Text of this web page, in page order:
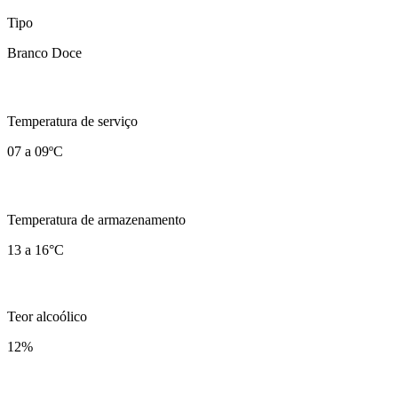
Tipo
Branco Doce
Temperatura de serviço
07 a 09ºC
Temperatura de armazenamento
13 a 16°C
Teor alcoólico
12%